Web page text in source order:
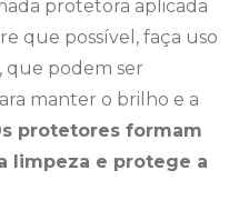
protetora aplicada
que possível, faça uso
que podem ser
manter o brilho e a
protetores formam
limpeza e protege a